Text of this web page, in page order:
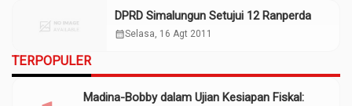
DPRD Simalungun Setujui 12 Ranperda
calendar_monthSelasa, 16 Agt 2011
TERPOPULER
Madina-Bobby dalam Ujian Kesiapan Fiskal: